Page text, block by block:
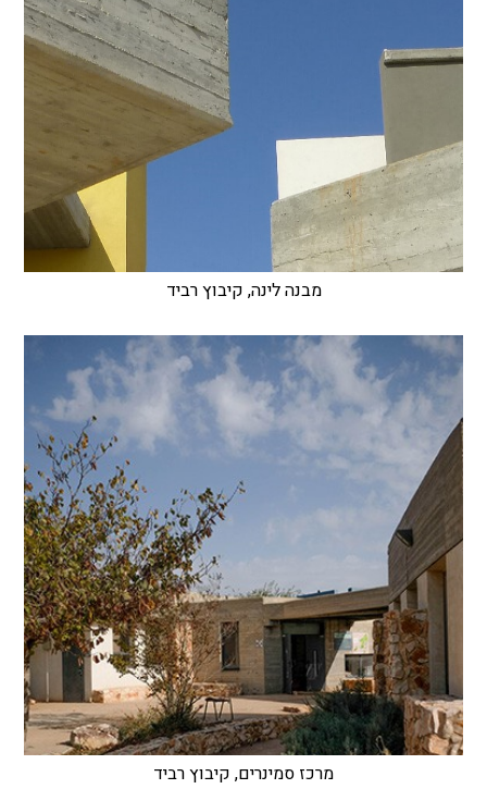
מבנה לינה, קיבוץ רביד
מרכז סמינרים, קיבוץ רביד